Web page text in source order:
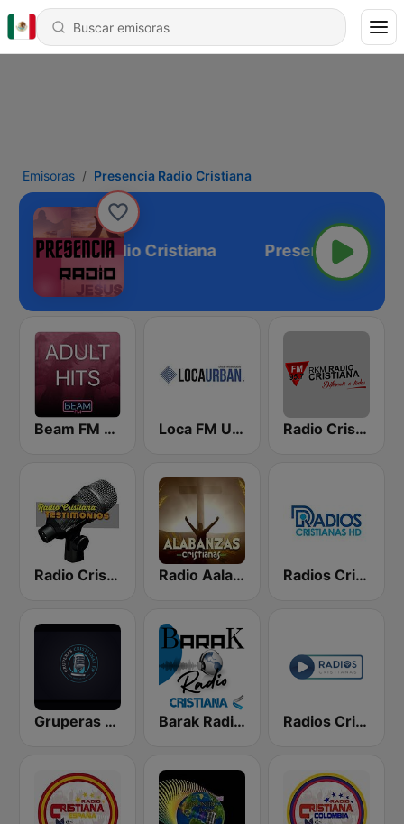
Emisoras Presencia Radio Cristiana
Presencia Radio Cristiana
Beam FM - Adult Hits Loca FM Urban Radio Cristiana
Radio Cristiana Testimonios Radio Aalabanzas Cristianas Radios Cristianas HD
Gruperas Cristianas Barak Radio Cristiana Radios Cristianas